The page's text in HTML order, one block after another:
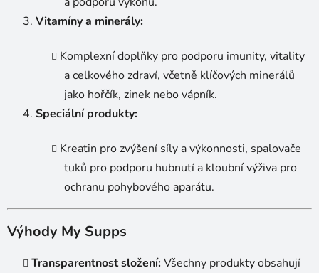
Vitamíny a minerály:
Komplexní doplňky pro podporu imunity, vitality
a celkového zdraví, včetně klíčových minerálů
jako hořčík, zinek nebo vápník.
Speciální produkty:
Kreatin pro zvýšení síly a výkonnosti, spalovače
tuků pro podporu hubnutí a kloubní výživa pro
ochranu pohybového aparátu.
Výhody My Supps
Transparentnost složení:Všechny produkty obsahují